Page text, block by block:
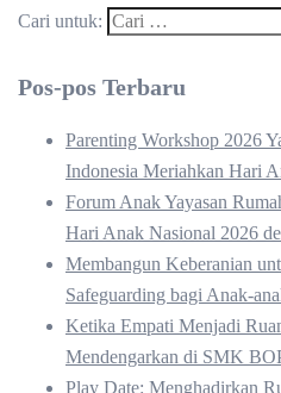
Cari untuk:
Pos-pos Terbaru
Parenting Workshop 2026
Indonesia Meriahkan Hari
Forum Anak Yayasan
Hari Anak Nasional 2026
Membangun Keberanian
Safeguarding bagi Anak-
Ketika Empati Menjadi
Mendengarkan di SMK
Play Date: Menghadirkan